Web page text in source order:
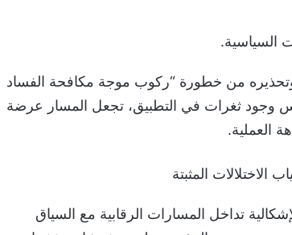
السياسية.
من خطورة “ركوب موجة مكافحة الفساد
يعكس وجود ثغرات في التطبيق، تجعل المسار عرضة
العملية.
الاختلالات المثبتة
تداخل المسارات الرقابية مع السياق